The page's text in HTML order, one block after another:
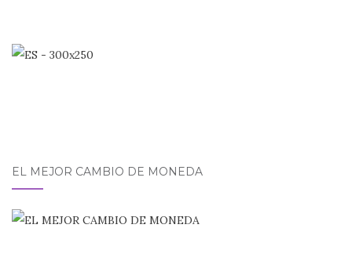
EL MEJOR CAMBIO DE MONEDA